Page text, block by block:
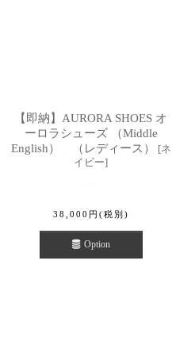
【即納】AURORA SHOES オ
ーロラシューズ （Middle
English） （レディース）
[ネ
イビー]
38,000 円 (税別)
Option